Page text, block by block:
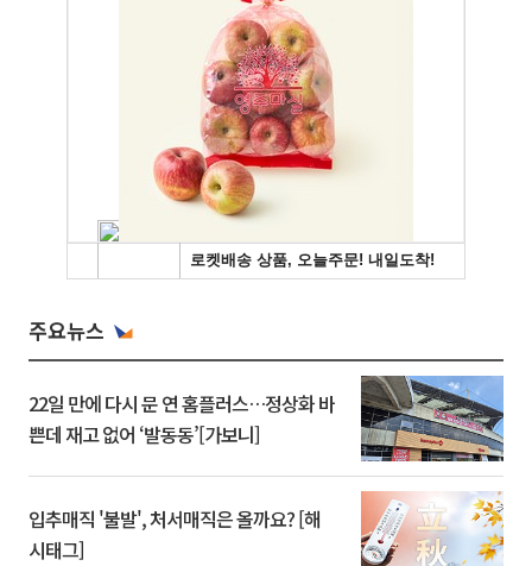
주요뉴스
22일 만에 다시 문 연 홈플러스…정상화 바
쁜데 재고 없어 ‘발동동’[가보니]
입추매직 '불발', 처서매직은 올까요? [해
시태그]